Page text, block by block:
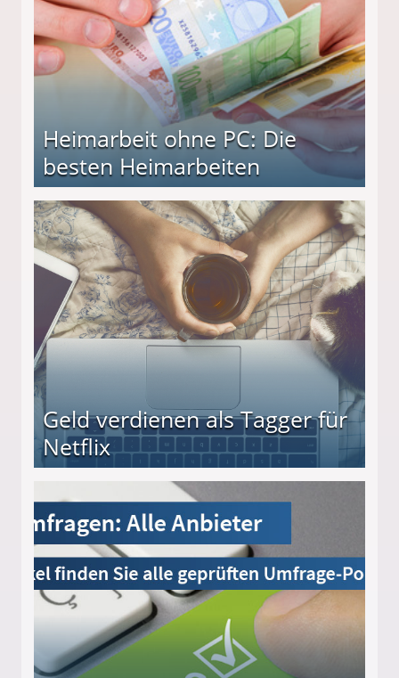
Heimarbeit ohne PC: Die
besten Heimarbeiten
Geld verdienen als Tagger für
Netflix